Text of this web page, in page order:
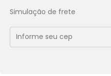
Simulação de frete